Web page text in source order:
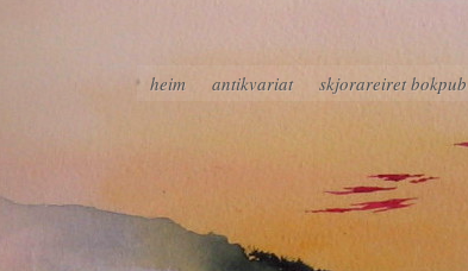
heim antikvariat skjorareiret bokpub